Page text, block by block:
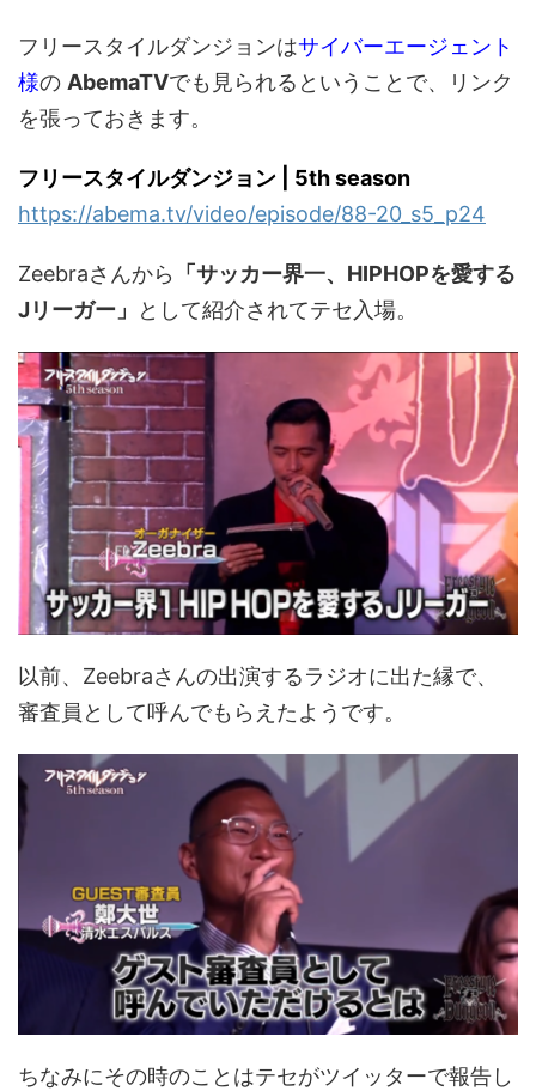
フリースタイルダンジョンはサイバーエージェント
様の AbemaTVでも見られるということで、リンク
を張っておきます。
フリースタイルダンジョン | 5th season
https://abema.tv/video/episode/88-20_s5_p24
Zeebraさんから
「サッカー界一、HIPHOPを愛する
Jリーガー」
として紹介されてテセ入場。
以前、Zeebraさんの出演するラジオに出た縁で、
審査員として呼んでもらえたようです。
ちなみにその時のことはテセがツイッターで報告し